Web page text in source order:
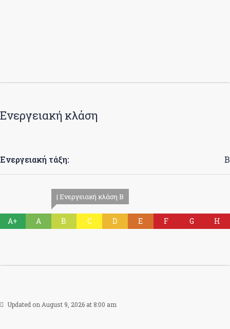
Ενεργειακή κλάση
Ενεργειακή τάξη: B
A+ A
| Ενεργειακή κλάση B
B C D E F G H
Updated on August 9, 2026 at 8:00 am